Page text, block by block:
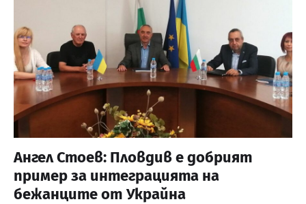
Ангел Стоев: Пловдив е добрият
пример за интеграцията на
бежанците от Украйна